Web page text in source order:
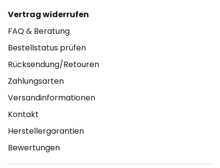
Vertrag widerrufen
FAQ & Beratung
Bestellstatus prüfen
Rücksendung/Retouren
Zahlungsarten
Versandinformationen
Kontakt
Herstellergarantien
Bewertungen